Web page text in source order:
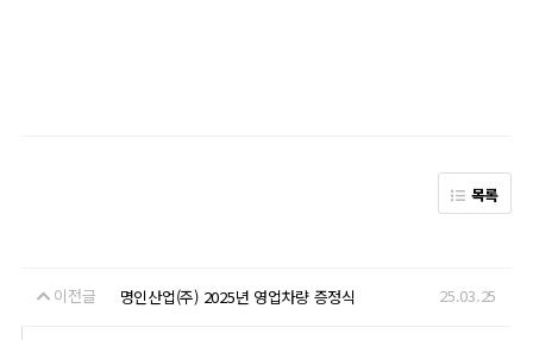
목록
이전글 명인산업(주) 2025년 영업차량 증정식 25.03.25